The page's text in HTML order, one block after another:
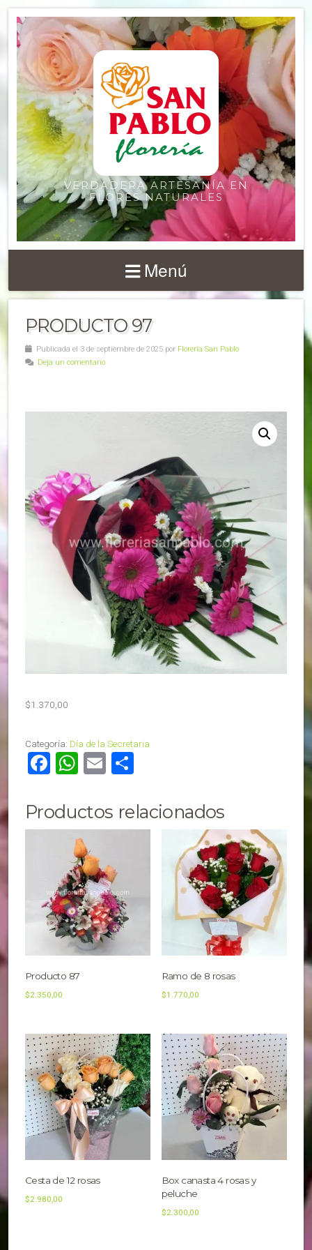
VERDADERA ARTESANÍA EN
FLORES NATURALES
Menú
PRODUCTO 97
Publicada el 3 de septiembre de 2025 por Florería San Pablo
Deja un comentario
$1.370,00
Categoría: Día de la Secretaria
Facebook
WhatsApp
Email
Productos relacionados
Producto 87
$2.350,00
Ramo de 8 rosas
$1.770,00
Cesta de 12 rosas
$2.980,00
Box canasta 4 rosas y
peluche
$2.300,00